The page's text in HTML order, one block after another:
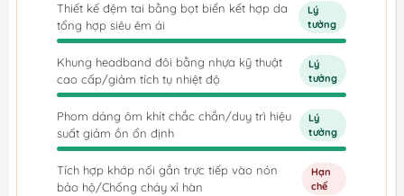
Thiết kế đệm tai bằng bọt biển kết hợp da
tổng hợp siêu êm ái
Lý
tưởng
Khung headband đôi bằng nhựa kỹ thuật
cao cấp/giảm tích tụ nhiệt độ
Lý
tưởng
Phom dáng ôm khít chắc chắn/duy trì hiệu
suất giảm ồn ổn định
Lý
tưởng
Tích hợp khớp nối gắn trực tiếp vào nón
bảo hộ/Chống cháy xỉ hàn
Hạn
chế